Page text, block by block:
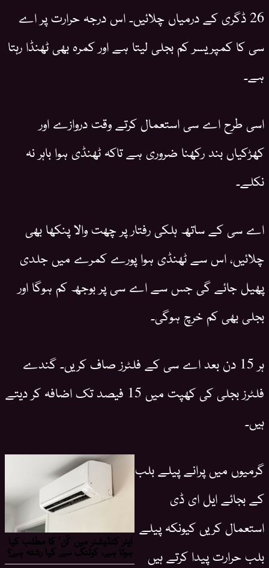
26 ڈگری کے درمیاں چلائیں۔ اس درجہ حرارت پر اے
سی کا کمپریسر کم بجلی لیتا ہے اور کمرہ بھی ٹھنڈا رہتا
ہے۔
اسی طرح اے سی استعمال کرتے وقت دروازے اور
کھڑکیاں بند رکھنا ضروری ہے تاکہ ٹھنڈی ہوا باہر نہ
نکلے۔
اے سی کے ساتھ ہلکی رفتار پر چھت والا پنکھا بھی
چلائیں، اس سے ٹھنڈی ہوا پورے کمرے میں جلدی
پھیل جائے گی جس سے اے سی پر بوجھ کم ہوگا اور
بجلی بھی کم خرچ ہوگی۔
ہر 15 دن بعد اے سی کے فلٹرز صاف کریں۔ گندے
فلٹرز بجلی کی کھپت میں 15 فیصد تک اضافہ کر دیتے
ہیں۔
گرمیوں میں پرانے پیلے بلب
کے بجائے ایل ای ڈی
استعمال کریں کیونکہ پیلے
بلب حرارت پیدا کرتے ہیں